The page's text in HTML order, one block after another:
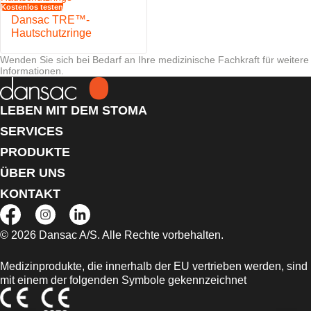
Kostenlos testen
Dansac TRE™-
Hautschutzringe
Wenden Sie sich bei Bedarf an Ihre medizinische Fachkraft für weitere
Informationen.
LEBEN MIT DEM STOMA
SERVICES
PRODUKTE
ÜBER UNS
KONTAKT
© 2026 Dansac A/S. Alle Rechte vorbehalten.
Medizinprodukte, die innerhalb der EU vertrieben werden, sind
mit einem der folgenden Symbole gekennzeichnet